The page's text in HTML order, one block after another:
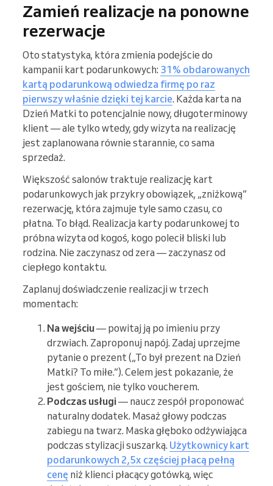
Zamień realizacje na ponowne
rezerwacje
Oto statystyka, która zmienia podejście do
kampanii kart podarunkowych: 31% obdarowanych
kartą podarunkową odwiedza firmę po raz
pierwszy właśnie dzięki tej karcie. Każda karta na
Dzień Matki to potencjalnie nowy, długoterminowy
klient — ale tylko wtedy, gdy wizyta na realizację
jest zaplanowana równie starannie, co sama
sprzedaż.
Większość salonów traktuje realizację kart
podarunkowych jak przykry obowiązek, „zniżkową”
rezerwację, która zajmuje tyle samo czasu, co
płatna. To błąd. Realizacja karty podarunkowej to
próbna wizyta od kogoś, kogo polecił bliski lub
rodzina. Nie zaczynasz od zera — zaczynasz od
ciepłego kontaktu.
Zaplanuj doświadczenie realizacji w trzech
momentach:
Na wejściu— powitaj ją po imieniu przy
drzwiach. Zaproponuj napój. Zadaj uprzejme
pytanie o prezent („To był prezent na Dzień
Matki? To miłe.”). Celem jest pokazanie, że
jest gościem, nie tylko voucherem.
Podczas usługi— naucz zespół proponować
naturalny dodatek. Masaż głowy podczas
zabiegu na twarz. Maska głęboko odżywiająca
podczas stylizacji suszarką. Użytkownicy kart
podarunkowych 2,5x częściej płacą pełną
cenę niż klienci płacący gotówką, więc